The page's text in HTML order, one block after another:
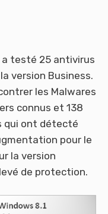
a testé 25 antivirus
version Business.
les Malwares
connus et 138
qui ont détecté
pour le
la version
de protection.